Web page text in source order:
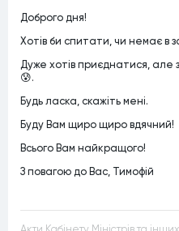
Доброго дня!
Хотів би спитати, чи немає в
Дуже хотів приєднатися, але
😰.
Будь ласка, скажіть мені.
Буду Вам щиро щиро вдячний!
Всього Вам найкращого!
З повагою до Вас, Тимофій